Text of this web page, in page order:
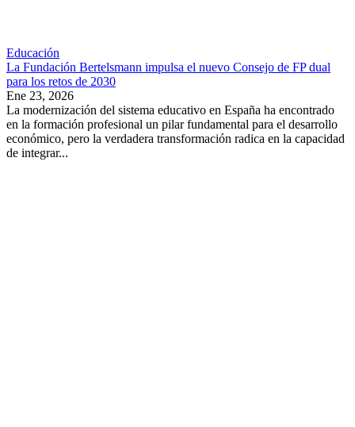
Educación
La Fundación Bertelsmann impulsa el nuevo Consejo de FP dual
para los retos de 2030
Ene 23, 2026
La modernización del sistema educativo en España ha encontrado
en la formación profesional un pilar fundamental para el desarrollo
económico, pero la verdadera transformación radica en la capacidad
de integrar...